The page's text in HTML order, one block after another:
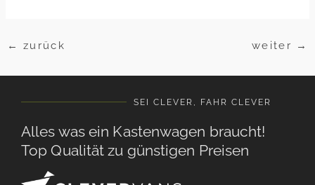
← zurück weiter →
SEI CLEVER, FAHR CLEVER
Alles was ein Kastenwagen braucht!
Top Qualität zu günstigen Preisen